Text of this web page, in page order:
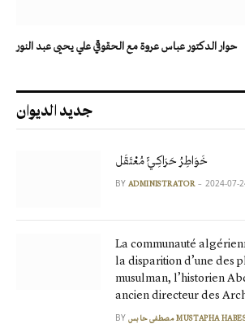
حوار الدكتور عباس عروة مع الحقوقي علي يحيى عبد النور
جديد الديوان
خَوَاطِرُ حَرَاكِـيٍّ مُعْتَقَل
BY ADMINISTRATOR 2024-07-
La communauté
la disparition d’une des
musulman, l’historien
ancien directeur des
BY مصطفى حابس MUSTAPHA HABES